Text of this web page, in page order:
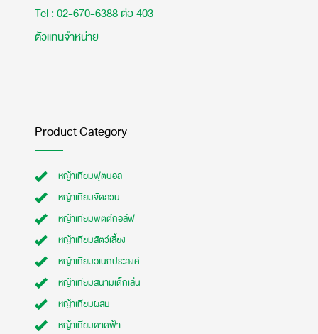
Tel : 02-670-6388 ต่อ 403
ตัวแทนจำหน่าย
Product Category
หญ้าเทียมฟุตบอล
หญ้าเทียมจัดสวน
หญ้าเทียมพัตต์กอล์ฟ
หญ้าเทียมสัตว์เลี้ยง
หญ้าเทียมอเนกประสงค์
หญ้าเทียมสนามเด็กเล่น
หญ้าเทียมผสม
หญ้าเทียมดาดฟ้า